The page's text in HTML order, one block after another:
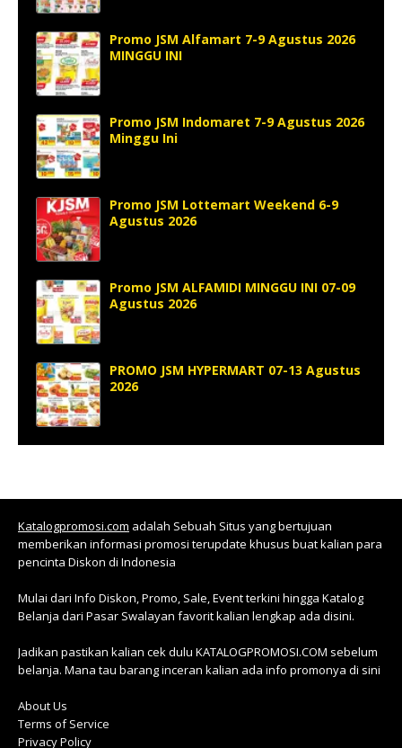
Promo JSM Alfamart 7-9 Agustus 2026
MINGGU INI
Promo JSM Indomaret 7-9 Agustus 2026
Minggu Ini
Promo JSM Lottemart Weekend 6-9
Agustus 2026
Promo JSM ALFAMIDI MINGGU INI 07-09
Agustus 2026
PROMO JSM HYPERMART 07-13 Agustus
2026
Katalogpromosi.com adalah Sebuah Situs yang bertujuan
memberikan informasi promosi terupdate khusus buat kalian para
pencinta Diskon di Indonesia
Mulai dari Info Diskon, Promo, Sale, Event terkini hingga Katalog
Belanja dari Pasar Swalayan favorit kalian lengkap ada disini.
Jadikan pastikan kalian cek dulu KATALOGPROMOSI.COM sebelum
belanja. Mana tau barang inceran kalian ada info promonya di sini
About Us
Terms of Service
Privacy Policy